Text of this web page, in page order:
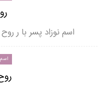
اسم نوزاد پسر با ر